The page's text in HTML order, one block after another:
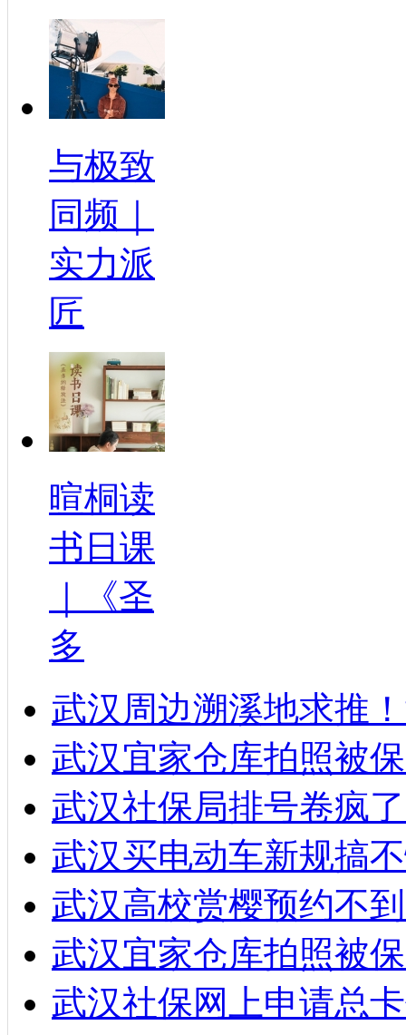
与极致
同频｜
实力派
匠
暄桐读
书日课
｜《圣
多
武汉周边溯溪地求推
武汉宜家仓库拍照被
武汉社保局排号卷疯
武汉买电动车新规搞
武汉高校赏樱预约不
武汉宜家仓库拍照被
武汉社保网上申请总